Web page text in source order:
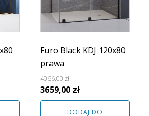
Furo Black KDJ 120x80
prawa
4066,00zł
Pierwotna
cena
3659,00 złAktualna
cena
DODAJ DO